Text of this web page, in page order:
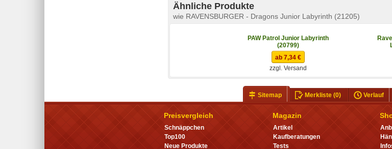
Ähnliche Produkte
wie RAVENSBURGER - Dragons Junior Labyrinth (21205)
PAW Patrol Junior Labyrinth
(20799)
ab 7,34 €
zzgl. Versand
Sitemap Merkliste(0) Verlauf
Preisvergleich
Schnäppchen
Top100
Neue Produkte
Magazin
Artikel
Kaufberatungen
Tests